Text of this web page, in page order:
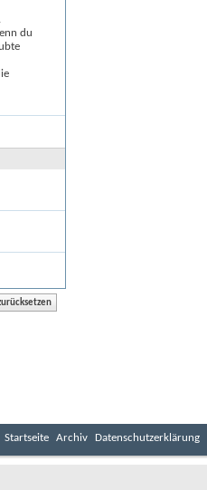
du
Startseite Archiv Datenschutzerklärung